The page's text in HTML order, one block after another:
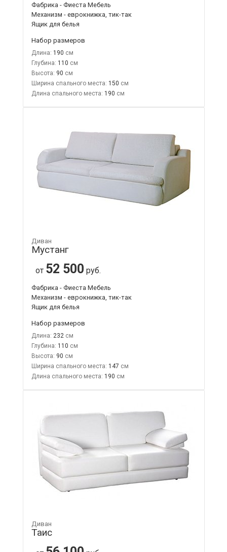
Фабрика - Фиеста Мебель
Механизм - еврокнижка, тик-так
Ящик для белья
Набор размеров
Длина: 190
Глубина: 110
Высота: 90
Ширина спального места: 150
Длина спального места: 190
Диван
Мустанг
от 52 500 руб.
Фабрика - Фиеста Мебель
Механизм - еврокнижка, тик-так
Ящик для белья
Набор размеров
Длина: 232
Глубина: 110
Высота: 90
Ширина спального места: 147
Длина спального места: 190
Диван
Таис